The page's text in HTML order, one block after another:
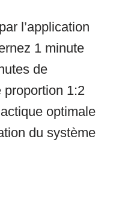
l’application
1 minute
de
proportion 1:2
optimale
du système